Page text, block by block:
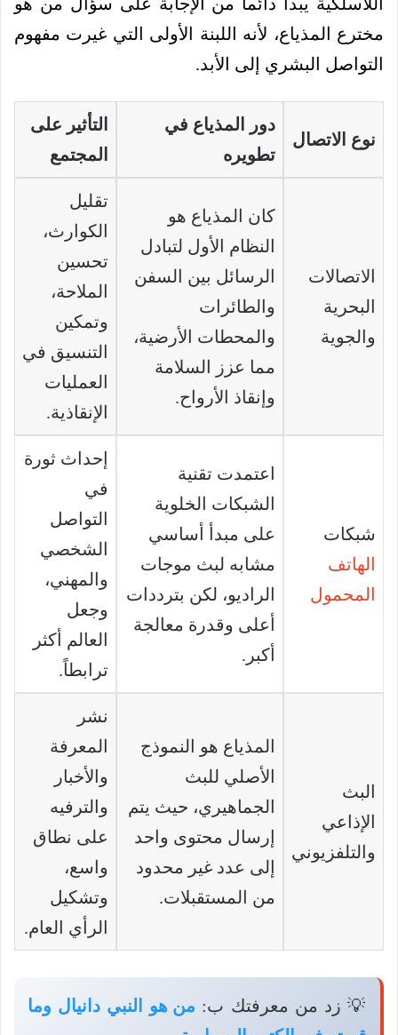
مخترع المذياع، لأنه اللبنة الأولى التي غيرت مفهوم
التواصل البشري إلى الأبد.
نوع الاتصال
دور المذياع في
تطويره
التأثير على
المجتمع
الاتصالات
البحرية
والجوية
كان المذياع هو
النظام الأول لتبادل
الرسائل بين السفن
والطائرات
والمحطات الأرضية،
مما عزز السلامة
وإنقاذ الأرواح.
تقليل
الكوارث،
تحسين
الملاحة،
وتمكين
التنسيق في
العمليات
الإنقاذية.
شبكات
الهاتف
المحمول
اعتمدت تقنية
الشبكات الخلوية
على مبدأ أساسي
مشابه لبث موجات
الراديو، لكن بترددات
أعلى وقدرة معالجة
أكبر.
إحداث ثورة
في
التواصل
الشخصي
والمهني،
وجعل
العالم أكثر
ترابطاً.
البث
الإذاعي
والتلفزيوني
المذياع هو النموذج
الأصلي للبث
الجماهيري، حيث يتم
إرسال محتوى واحد
إلى عدد غير محدود
من المستقبلات.
نشر
المعرفة
والأخبار
والترفيه
على نطاق
واسع،
وتشكيل
الرأي العام.
💡 زد من معرفتك ب: من هو النبي دانيال وما